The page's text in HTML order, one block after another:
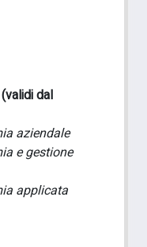
dal
aziendale
e gestione
applicata